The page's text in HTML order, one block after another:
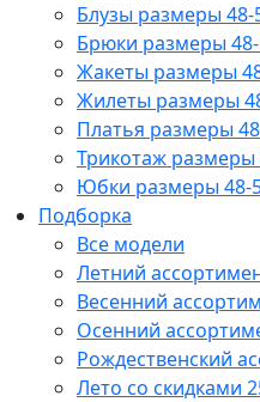
Блузы размеры 48-
Брюки размеры
Жакеты размеры
Жилеты размеры
Платья размеры
Трикотаж размеры
Юбки размеры 48-
Подборка
Все модели
Летний
Весенний
Осенний
Рождественский
Лето со скидками